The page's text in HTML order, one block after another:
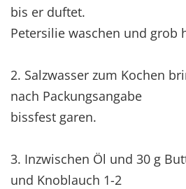
bis er duftet.
Petersilie waschen und grob
2. Salzwasser zum Kochen
nach Packungsangabe
bissfest garen.
3. Inzwischen Öl und 30 g
und Knoblauch 1-2